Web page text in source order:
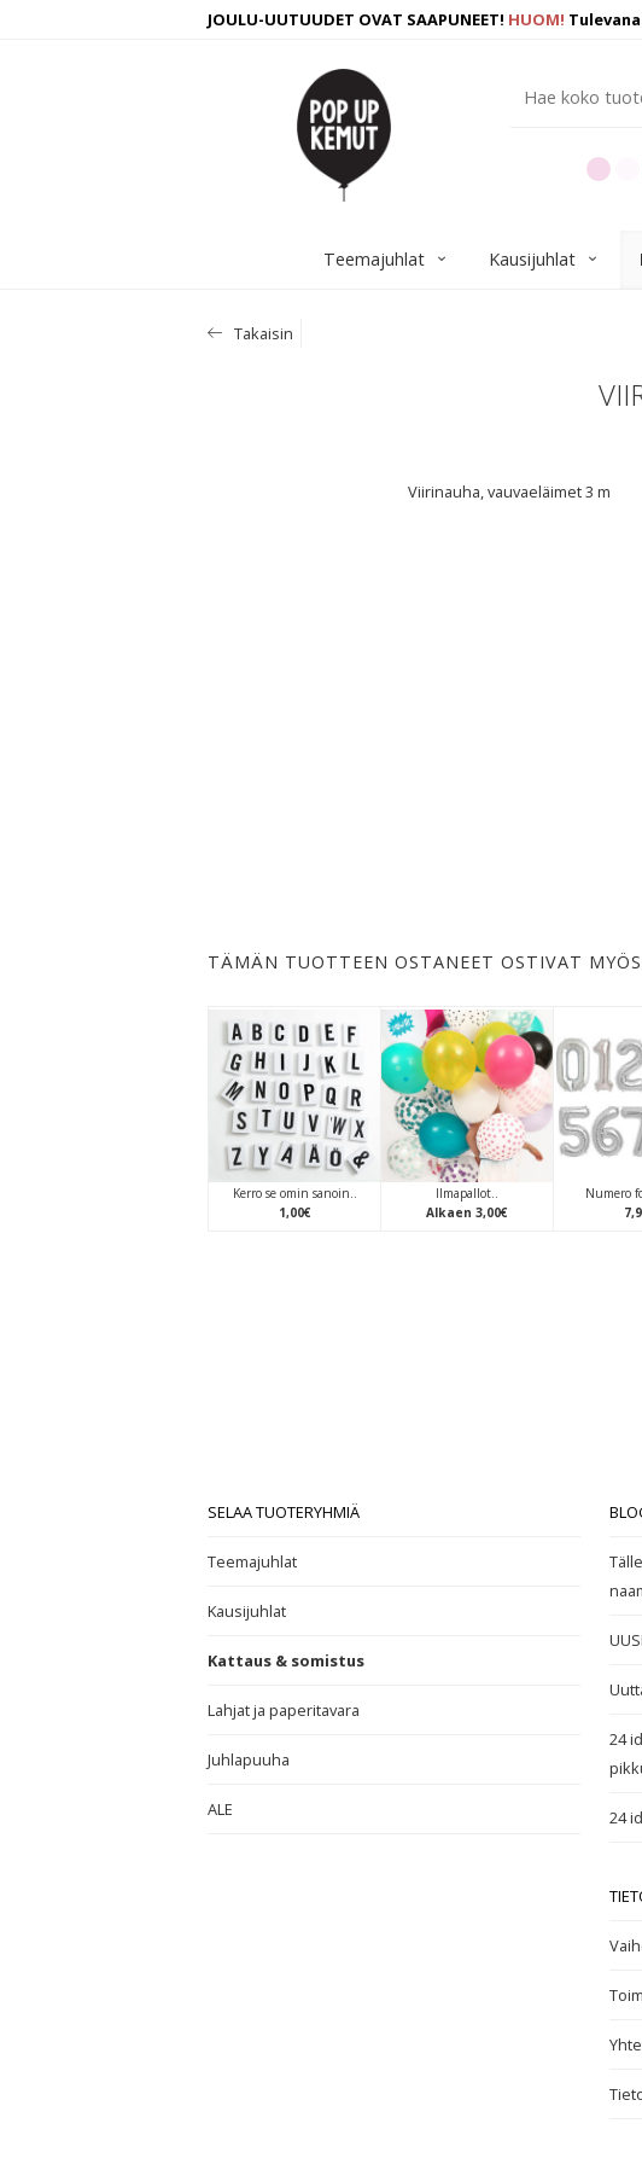
JOULU-UUTUUDET OVAT SAAPUNEET! HUOM!
Teemajuhlat Kausijuhlat
Takaisin
Viirinauha, vauvaeläimet 3 m
TÄMÄN TUOTTEEN OSTANEET OSTIVAT
Kerro se omin sanoin..
1,00€
Ilmapallot..
Alkaen 3,00€
Numero
7,
SELAA TUOTERYHMIÄ
Teemajuhlat
Kausijuhlat
Kattaus & somistus
Lahjat ja paperitavara
Juhlapuuha
ALE
24
24